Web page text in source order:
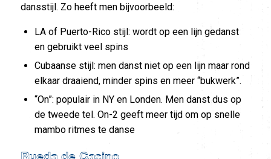
dansstijl. Zo heeft men bijvoorbeeld:
LA of Puerto-Rico stijl: wordt op een lijn gedanst
en gebruikt veel spins
Cubaanse stijl: men danst niet op een lijn maar rond
elkaar draaiend, minder spins en meer “bukwerk”.
“On”: populair in NY en Londen. Men danst dus op
de tweede tel. On-2 geeft meer tijd om op snelle
mambo ritmes te danse